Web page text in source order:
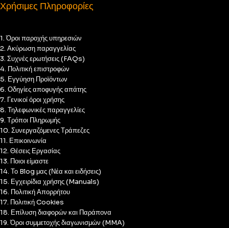
Χρήσιμες Πληροφορίες
1. Όροι παροχής υπηρεσιών
2. Ακύρωση παραγγελίας
3. Συχνές ερωτήσεις (FAQs)
4. Πολιτική επιστροφών
5. Εγγύηση Προϊόντων
6. Οδηγίες αποφυγής απάτης
7. Γενικοί όροι χρήσης
8. Τηλεφωνικές παραγγελίες
9. Τρόποι Πληρωμής
10. Συνεργαζόμενες Τράπεζες
11. Επικοινωνία
12. Θέσεις Εργασίας
13. Ποιοι είμαστε
14. Το Blog μας (Νέα και ειδήσεις)
15. Εγχειρίδια χρήσης (Manuals)
16. Πολιτική Απορρήτου
17. Πολιτική Cookies
18. Επίλυση διαφορών και Παράπονα
19. Όροι συμμετοχής διαγωνισμών (MMA)